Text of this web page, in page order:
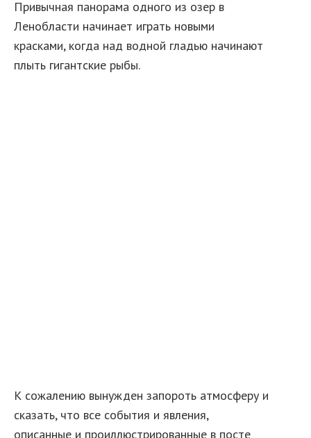
Привычная панорама одного из озер в
Ленобласти начинает играть новыми
красками, когда над водной гладью начинают
плыть гигантские рыбы.
К сожалению вынужден запороть атмосферу и
сказать, что все события и явления,
описанные и проиллюстрированные в посте